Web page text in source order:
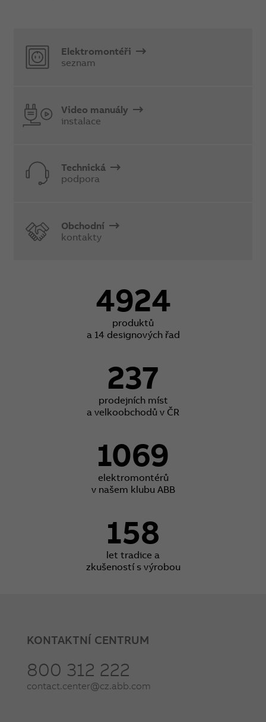
Elektromontéři
seznam
Video manuály
instalace
Technická
podpora
Obchodní
kontakty
4924
produktů
a 14 designových řad
237
prodejních míst
a velkoobchodů v ČR
1069
elektromontérů
v našem klubu ABB
158
let tradice a
zkušeností s výrobou
KONTAKTNÍ CENTRUM
800 312 222
contact.center@cz.abb.com